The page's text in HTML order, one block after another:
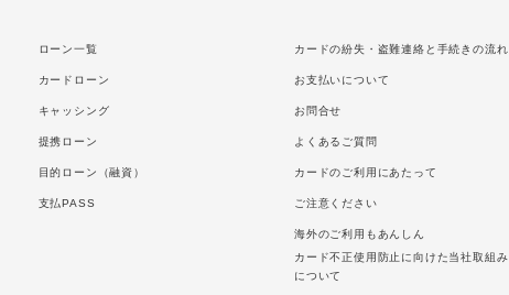
ローン一覧
カードローン
キャッシング
提携ローン
目的ローン（融資）
支払PASS
カードの紛失・盗難連絡と手続きの流れ
お支払いについて
お問合せ
よくあるご質問
カードのご利用にあたって
ご注意ください
海外のご利用もあんしん
カード不正使用防止に向けた当社取組み
について